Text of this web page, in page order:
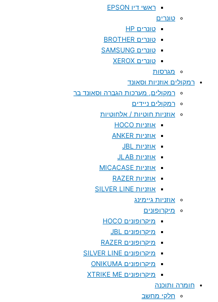
ראשי דיו EPSON
טונרים
טונרים HP
טונרים BROTHER
טונרים SAMSUNG
טונרים XEROX
מגרסות
רמקולים אוזניות וסאונד
רמקולים, מערכות הגברה וסאונד בר
רמקולים ניידים
אוזניות חוטיות / אלחוטיות
אוזניות HOCO
אוזניות ANKER
אוזניות JBL
אוזניות JLAB
אוזניות MICACASE
אוזניות RAZER
אוזניות SILVER LINE
אוזניות גיימינג
מיקרופונים
מיקרופונים HOCO
מיקרופונים JBL
מיקרופונים RAZER
מיקרופונים SILVER LINE
מיקרופונים ONIKUMA
מיקרופונים XTRIKE ME
חומרה ותוכנה
חלקי מחשב